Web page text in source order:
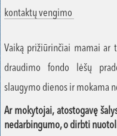
kontaktų vengimo
Vaiką prižiūrinčiai mamai ar
draudimo fondo lėšų
slaugymo dienos ir mokama
Ar mokytojai, atostogavę
nedarbingumo, o dirbti